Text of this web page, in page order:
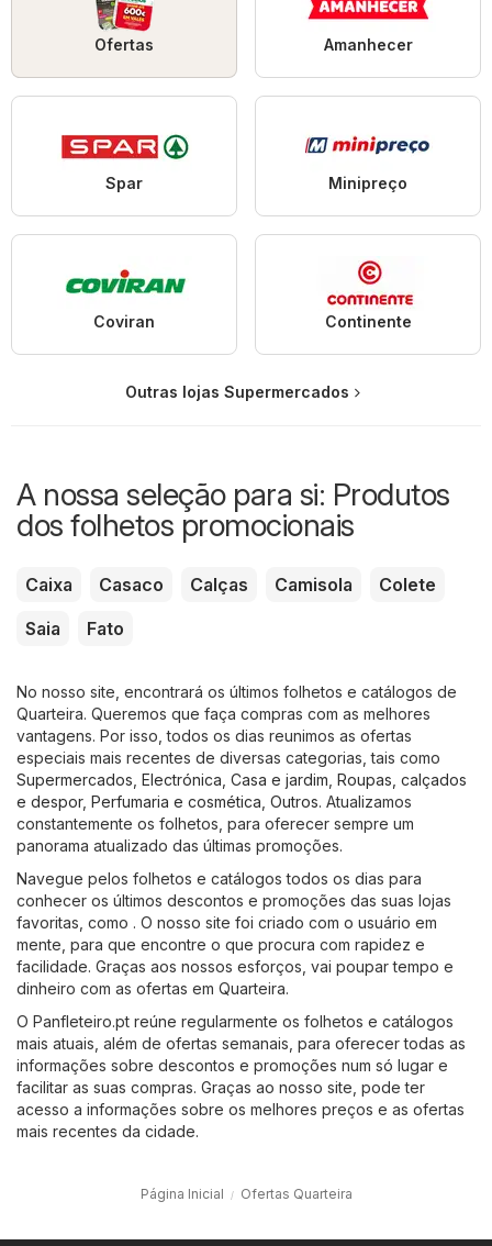
Ofertas Amanhecer
Spar Minipreço
Coviran Continente
Outras lojas Supermercados
A nossa seleção para si: Produtos
dos folhetos promocionais
Caixa Casaco Calças Camisola
Colete
Saia
Fato
No nosso site, encontrará os últimos folhetos e catálogos de
Quarteira. Queremos que faça compras com as melhores
vantagens. Por isso, todos os dias reunimos as ofertas
especiais mais recentes de diversas categorias, tais como
Supermercados Electrónica Casa e jardim Roupas, calçados
e despor, Perfumaria e cosmética Outros. Atualizamos
constantemente os folhetos, para oferecer sempre um
panorama atualizado das últimas promoções.
Navegue pelos folhetos e catálogos todos os dias para
conhecer os últimos descontos e promoções das suas lojas
favoritas, como . O nosso site foi criado com o usuário em
mente, para que encontre o que procura com rapidez e
facilidade. Graças aos nossos esforços, vai poupar tempo e
dinheiro com as ofertas em Quarteira.
O Panfleteiro.pt reúne regularmente os folhetos e catálogos
mais atuais, além de ofertas semanais, para oferecer todas as
informações sobre descontos e promoções num só lugar e
facilitar as suas compras. Graças ao nosso site, pode ter
acesso a informações sobre os melhores preços e as ofertas
mais recentes da cidade.
Página Inicial Ofertas Quarteira